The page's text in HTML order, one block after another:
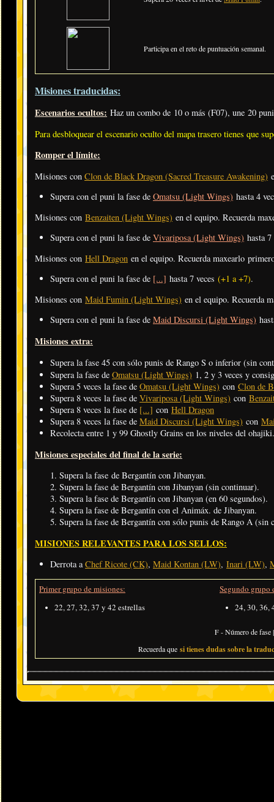
Participa en el reto de puntuación semanal.
Misiones traducidas:
Escenarios ocultos: Haz un combo de 10 o más (F07), une 20
Para desbloquear el escenario oculto del mapa trasero tienes que
Romper el límite:
Misiones con Clon de Black Dragon (Sacred Treasure Awakening)
Supera con el puni la fase de Omatsu (Light Wings) hasta 4
Misiones con Benzaiten (Light Wings) en el equipo. Recuerda
Supera con el puni la fase de Vivariposa (Light Wings) hasta
Misiones con Hell Dragon en el equipo. Recuerda maxearlo
Supera con el puni la fase de [...] hasta 7 veces (+1 a +7).
Misiones con Maid Fumin (Light Wings) en el equipo. Recuerda
Supera con el puni la fase de Maid Discursi (Light Wings)
Misiones extra:
Supera la fase 45 con sólo punis de Rango S o inferior (sin
Supera la fase de Omatsu (Light Wings) 1, 2 y 3 veces y
Supera 5 veces la fase de Omatsu (Light Wings) con Clon de
Supera 8 veces la fase de Vivariposa (Light Wings) con
Supera 8 veces la fase de [...] con Hell Dragon
Supera 8 veces la fase de Maid Discursi (Light Wings) con
Recolecta entre 1 y 99 Ghostly Grains en los niveles del ohajiki.
Misiones especiales del final de la serie:
Supera la fase de Bergantín con Jibanyan.
Supera la fase de Bergantín con Jibanyan (sin continuar).
Supera la fase de Bergantín con Jibanyan (en 60 segundos).
Supera la fase de Bergantín con el Animáx. de Jibanyan.
Supera la fase de Bergantín con sólo punis de Rango A (sin
MISIONES RELEVANTES PARA LOS SELLOS:
Derrota aChef Ricote (CK), Maid Kontan (LW), Inari (LW),
Primer grupo de misiones:
22, 27, 32, 37 y 42 estrellas
Segundo grupo
24, 30, 36,
F - Número de fase
Recuerda que si tienes dudas sobre la